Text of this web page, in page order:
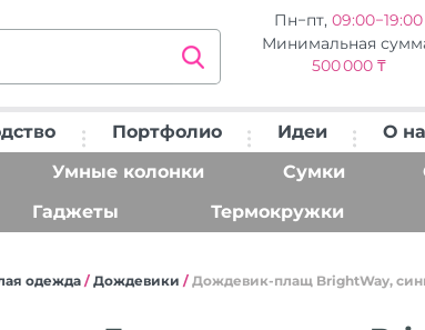
Пн−пт, 09:00−19:00
Минимальная
500 000 ₸
Портфолио Идеи О
Умные колонки Сумки
Гаджеты Термокружки
одежда/ Дождевики / Дождевик-плащ BrightWay,